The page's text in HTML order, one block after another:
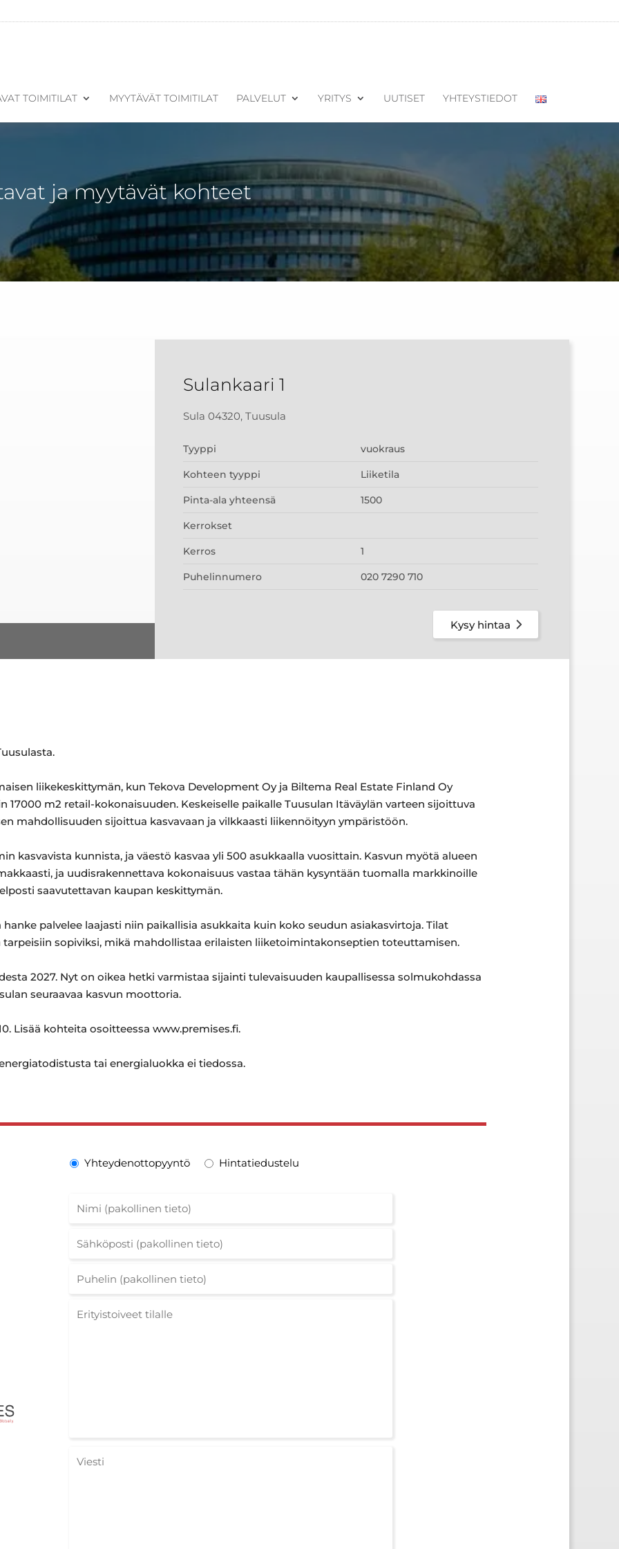
TOIMITILAT MYYTÄVÄT TOIMITILAT PALVELUT YRITYS UUTISET YHTEYSTIEDOT
ja myytävät kohteet
Sulankaari 1
Sula 04320, Tuusula
Tyyppi vuokraus
Kohteen tyyppi Liiketila
Pinta-ala yhteensä 1500
Kerrokset
Kerros 1
Puhelinnumero 020 7290 710
Kysy hintaa
liikekeskittymän, kun Tekova Development Oy ja Biltema Real Estate Finland Oy
17000 m2 retail-kokonaisuuden. Keskeiselle paikalle Tuusulan Itäväylän varteen sijoittuva
mahdollisuuden sijoittua kasvavaan ja vilkkaasti liikennöityyn ympäristöön.
kasvavista kunnista, ja väestö kasvaa yli 500 asukkaalla vuosittain. Kasvun myötä alueen
ja uudisrakennettava kokonaisuus vastaa tähän kysyntään tuomalla markkinoille
saavutettavan kaupan keskittymän.
palvelee laajasti niin paikallisia asukkaita kuin koko seudun asiakasvirtoja. Tilat
sopiviksi, mikä mahdollistaa erilaisten liiketoimintakonseptien toteuttamisen.
2027. Nyt on oikea hetki varmistaa sijainti tulevaisuuden kaupallisessa solmukohdassa
seuraavaa kasvun moottoria.
Lisää kohteita osoitteessa www.premises.fi.
tai energialuokka ei tiedossa.
Yhteydenottopyyntö Hintatiedustelu